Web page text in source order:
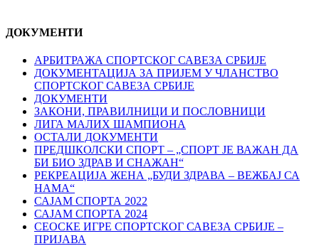
ДОКУМЕНТИ
АРБИТРАЖА СПОРТСКОГ САВЕЗА СРБИЈЕ
ДОКУМЕНТАЦИЈА ЗА ПРИЈЕМ У ЧЛАНСТВО
СПОРТСКОГ САВЕЗА СРБИЈЕ
ДОКУМЕНТИ
ЗАКОНИ, ПРАВИЛНИЦИ И ПОСЛОВНИЦИ
ЛИГА МАЛИХ ШАМПИОНА
ОСТАЛИ ДОКУМЕНТИ
ПРЕДШКОЛСКИ СПОРТ – „СПОРТ ЈЕ ВАЖАН ДА
БИ БИО ЗДРАВ И СНАЖАН“
РЕКРЕАЦИЈА ЖЕНА „БУДИ ЗДРАВА – ВЕЖБАЈ СА
НАМА“
САЈАМ СПОРТА 2022
САЈАМ СПОРТА 2024
СЕОСКЕ ИГРЕ СПОРТСКОГ САВЕЗА СРБИЈЕ –
ПРИЈАВА